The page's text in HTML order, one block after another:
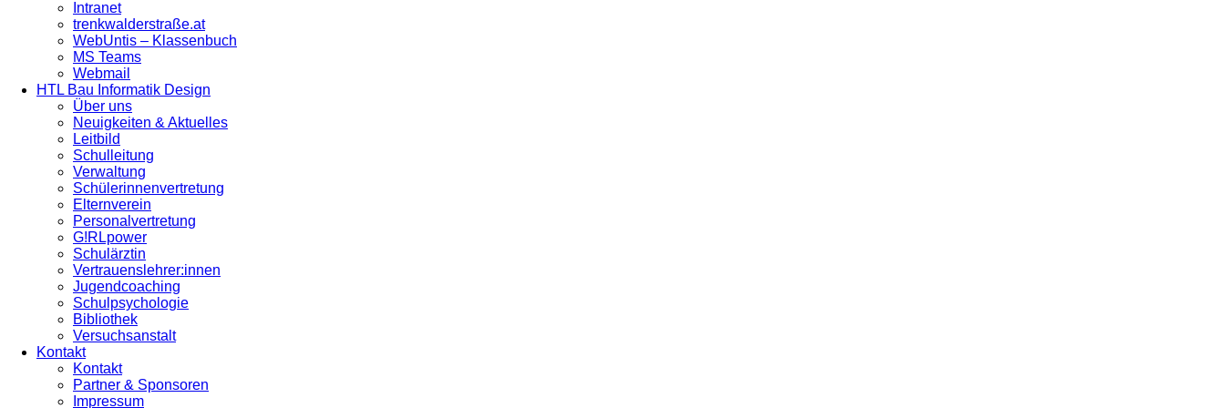
Intranet
trenkwalderstraße.at
WebUntis – Klassenbuch
MS Teams
Webmail
HTL Bau Informatik Design
Über uns
Neuigkeiten & Aktuelles
Leitbild
Schulleitung
Verwaltung
Schülerinnenvertretung
Elternverein
Personalvertretung
G!RLpower
Schulärztin
Vertrauenslehrer:innen
Jugendcoaching
Schulpsychologie
Bibliothek
Versuchsanstalt
Kontakt
Kontakt
Partner & Sponsoren
Impressum